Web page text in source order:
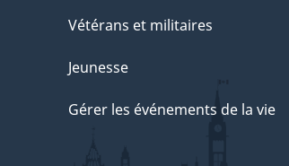
Vétérans et militaires
Jeunesse
Gérer les événements de la vie